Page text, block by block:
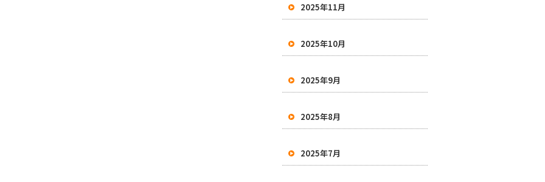
2025年11月
2025年10月
2025年9月
2025年8月
2025年7月